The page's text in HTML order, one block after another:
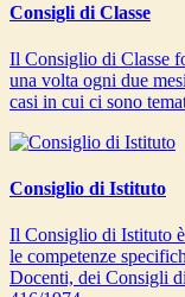
Consigli di Classe
Il Consiglio di Classe
una volta ogni due
casi in cui ci sono
Consiglio di Istituto
Il Consiglio di Istituto
le competenze
Docenti, dei Consigli